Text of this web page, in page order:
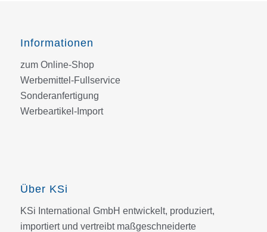
Informationen
zum Online-Shop
Werbemittel-Fullservice
Sonderanfertigung
Werbeartikel-Import
Über KSi
KSi International GmbH entwickelt, produziert,
importiert und vertreibt maßgeschneiderte